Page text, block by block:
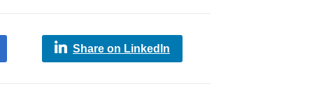
Share on LinkedIn